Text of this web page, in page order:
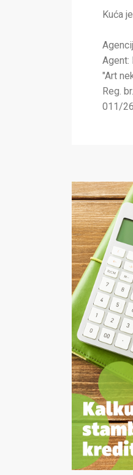
Kuća
Agent:
"Art
Reg.
011/